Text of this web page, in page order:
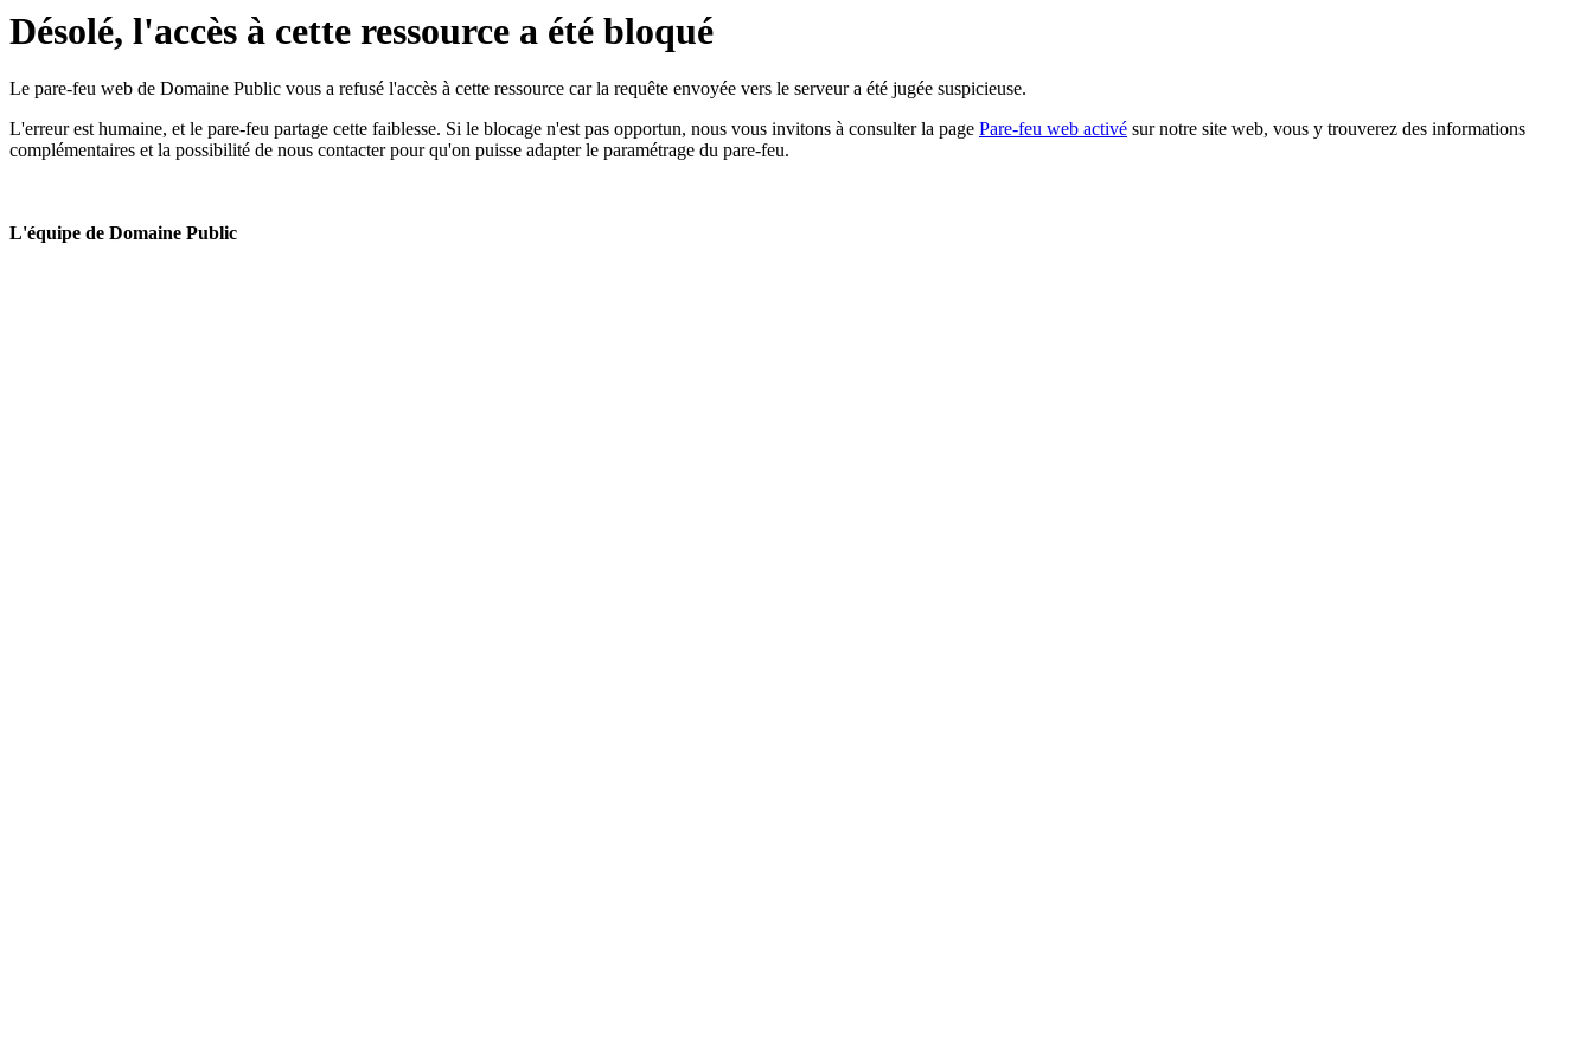
Désolé, l'accès à cette ressource a été bloqué
Le pare-feu web de Domaine Public vous a refusé l'accès à cette ressource car la requête envoyée vers le serveur a été jugée suspicieuse.
L'erreur est humaine, et le pare-feu partage cette faiblesse. Si le blocage n'est pas opportun, nous vous invitons à consulter la page Pare-feu web activé sur notre site web, vous y trouverez des informations
complémentaires et la possibilité de nous contacter pour qu'on puisse adapter le paramétrage du pare-feu.
L'équipe de Domaine Public